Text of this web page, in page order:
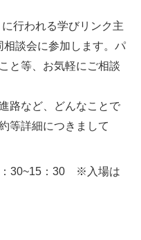
行われる学びリンク主
談会に参加します。パ
と等、お気軽にご相談
路など、どんなことで
等詳細につきまして
：30~15：30 ※入場は